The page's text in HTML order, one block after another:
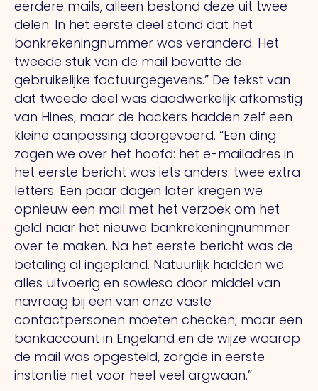
eerdere mails, alleen bestond deze uit twee
delen. In het eerste deel stond dat het
bankrekeningnummer was veranderd. Het
tweede stuk van de mail bevatte de
gebruikelijke factuurgegevens.” De tekst van
dat tweede deel was daadwerkelijk afkomstig
van Hines, maar de hackers hadden zelf een
kleine aanpassing doorgevoerd. “Een ding
zagen we over het hoofd: het e-mailadres in
het eerste bericht was iets anders: twee extra
letters. Een paar dagen later kregen we
opnieuw een mail met het verzoek om het
geld naar het nieuwe bankrekeningnummer
over te maken. Na het eerste bericht was de
betaling al ingepland. Natuurlijk hadden we
alles uitvoerig en sowieso door middel van
navraag bij een van onze vaste
contactpersonen moeten checken, maar een
bankaccount in Engeland en de wijze waarop
de mail was opgesteld, zorgde in eerste
instantie niet voor heel veel argwaan.”